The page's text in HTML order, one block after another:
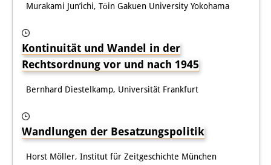
Murakami Jun’ichi, Tōin Gakuen University Yokohama
Kontinuität und Wandel in der
Rechtsordnung vor und nach 1945
Bernhard Diestelkamp, Universität Frankfurt
Wandlungen der Besatzungspolitik
Horst Möller, Institut für Zeitgeschichte München